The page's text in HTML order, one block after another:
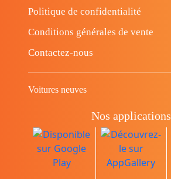
Politique de confidentialité
Conditions générales de vente
Contactez-nous
Voitures neuves
Nos applications